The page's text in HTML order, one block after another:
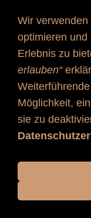
Wir
optimieren und
Erlebnis zu
erlauben“
Möglichkeit,
sie zu